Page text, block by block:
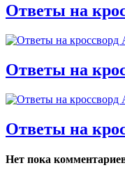
Ответы на
Ответы на
Ответы на
Нет пока